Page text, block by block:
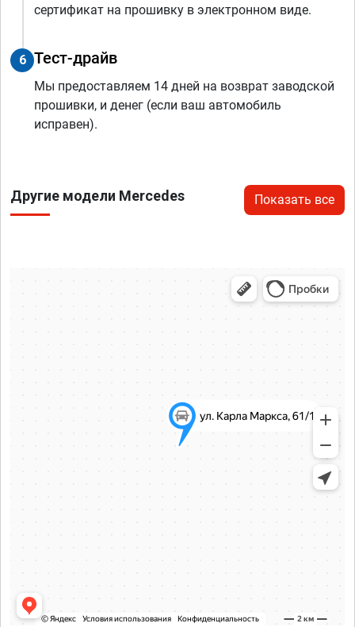
сертификат на прошивку в электронном виде.
6 Тест-драйв
Мы предоставляем 14 дней на возврат заводской
прошивки, и денег (если ваш автомобиль
исправен).
Другие модели Mercedes Показать все